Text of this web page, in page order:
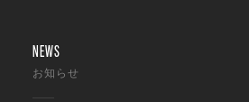
NEWS
お知らせ